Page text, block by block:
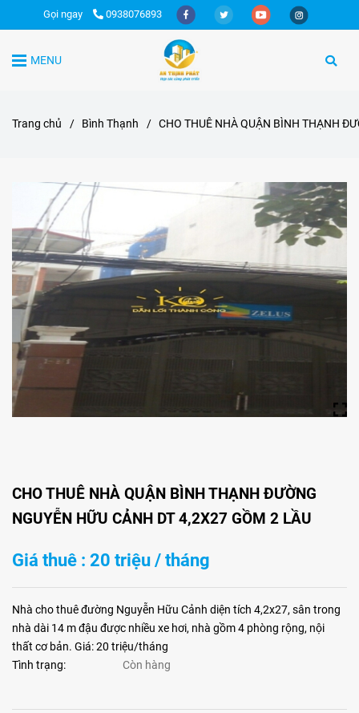
Gọi ngay 0938076893
MENU
Trang chủ / Bình Thạnh / CHO THUÊ NHÀ QUẬN BÌNH THẠNH
CHO THUÊ NHÀ QUẬN BÌNH THẠNH ĐƯỜNG
NGUYỄN HỮU CẢNH DT 4,2X27 GỒM 2 LẦU
Giá thuê : 20 triệu / tháng
Nhà cho thuê đường Nguyễn Hữu Cảnh diện tích 4,2x27, sân trong
nhà dài 14 m đậu được nhiều xe hơi, nhà gồm 4 phòng rộng, nội
thất cơ bản. Giá: 20 triệu/tháng
Tình trạng:
Còn hàng